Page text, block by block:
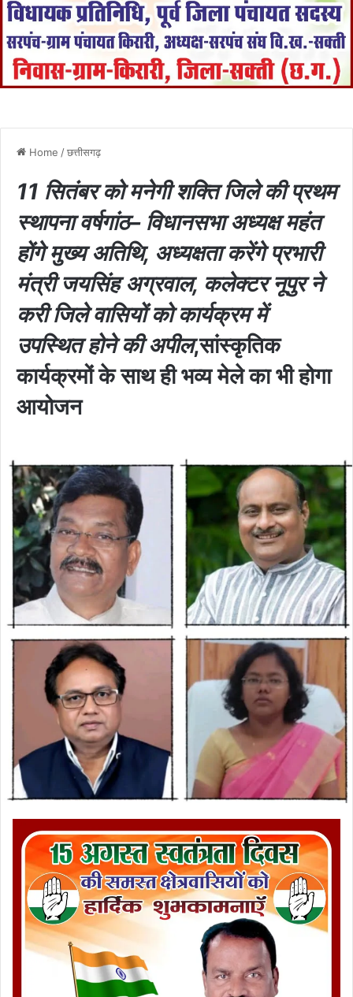
Home /छत्तीसगढ़
11 सितंबर को मनेगी शक्ति जिले की प्रथम
स्थापना वर्षगांठ– विधानसभा अध्यक्ष महंत
होंगे मुख्य अतिथि, अध्यक्षता करेंगे प्रभारी
मंत्री जयसिंह अग्रवाल, कलेक्टर नूपुर ने
करी जिले वासियों को कार्यक्रम में
उपस्थित होने की अपील,सांस्कृतिक
कार्यक्रमों के साथ ही भव्य मेले का भी होगा
आयोजन